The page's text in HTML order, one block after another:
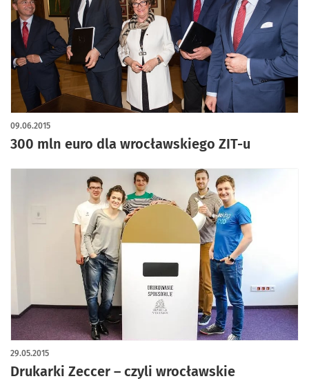
300 mln euro dla wrocławskiego ZIT-u
09.06.2015
Drukarki Zeccer – czyli wrocławskie
29.05.2015